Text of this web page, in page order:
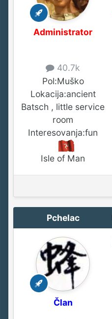
Administrator
40.7k
Pol:Muško
Lokacija:ancient
Batsch , little service
room
Interesovanja:fun
Isle of Man
Pchelac
Član